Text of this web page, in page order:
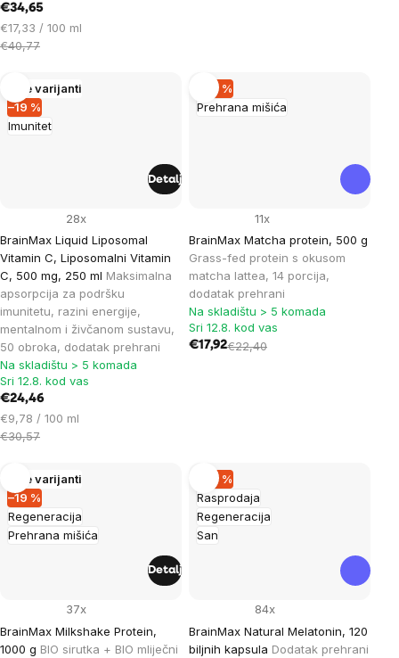
€34,65
Cijena
mjere:
€17,33 / 100 ml
€40,77
Imunitet
–19 %
Više varijanti
BrainMax Liquid Liposomal
Vitamin C, Liposomalni Vitamin
C, 500 mg, 250 ml Maksimalna
apsorpcija za podršku
imunitetu, razini energije,
mentalnom i živčanom sustavu,
50 obroka, dodatak prehrani
28x
Na skladištu > 5 komada
Sri 12.8. kod vas
€24,46
Cijena
mjere:
€9,78 / 100 ml
€30,57
Detalj
Prehrana mišića
–20 %
BrainMax Matcha protein, 500 g
Grass-fed protein s okusom
matcha lattea, 14 porcija,
dodatak prehrani
11x
Na skladištu > 5 komada
Sri 12.8. kod vas
€17,92€22,40
Regeneracija
Prehrana mišića
–19 %
Više varijanti
BrainMax Milkshake Protein,
1000 g BIO sirutka + BIO mliječni
37x
Detalj
Rasprodaja
Regeneracija
San
–39 %
BrainMax Natural MeIatonin, 120
biljnih kapsula Dodatak prehrani
84x